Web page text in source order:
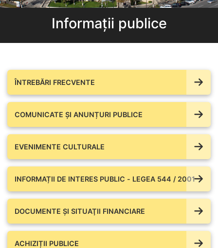
Informații publice
ÎNTREBĂRI FRECVENTE
COMUNICATE ŞI ANUNȚURI PUBLICE
EVENIMENTE CULTURALE
INFORMAȚII DE INTERES PUBLIC - LEGEA 544 / 2001
DOCUMENTE ŞI SITUAŢII FINANCIARE
ACHIZIȚII PUBLICE